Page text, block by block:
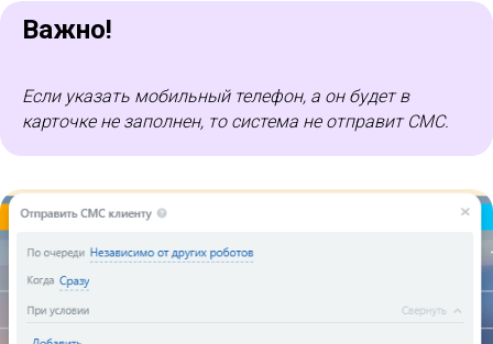
Важно!
Если указать мобильный телефон, а он будет в
карточке не заполнен, то система не отправит СМС.